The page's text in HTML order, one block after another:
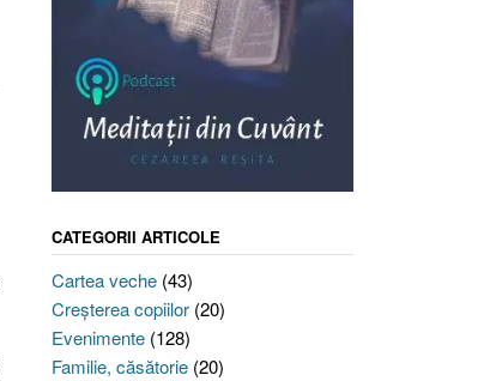
CATEGORII ARTICOLE
Cartea veche(43)
Creşterea copiilor(20)
Evenimente(128)
Familie, căsătorie(20)